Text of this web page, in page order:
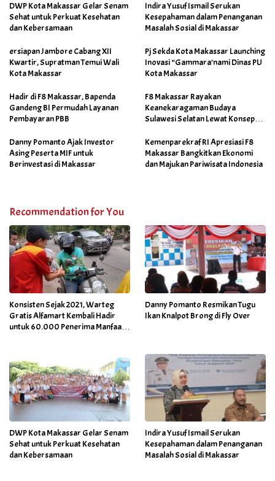
DWP Kota Makassar Gelar Senam
Sehat untuk Perkuat Kesehatan
dan Kebersamaan
Indira Yusuf Ismail Serukan
Kesepahaman dalam Penanganan
Masalah Sosial di Makassar
ersiapan Jambore Cabang XII
Kwartir, Supratman Temui Wali
Kota Makassar
Pj Sekda Kota Makassar Launching
Inovasi “Gammara’nami Dinas PU
Kota Makassar
Hadir di F8 Makassar, Bapenda
Gandeng BI Permudah Layanan
Pembayaran PBB
F8 Makassar Rayakan
Keanekaragaman Budaya
Sulawesi Selatan Lewat Konsep
Danny Pomanto Ajak Investor
Asing Peserta MIF untuk
Berinvestasi di Makassar
Kemenparekraf RI Apresiasi F8
Makassar Bangkitkan Ekonomi
dan Majukan Pariwisata Indonesia
Recommendation for You
Konsisten Sejak 2021, Warteg
Gratis Alfamart Kembali Hadir
untuk 60.000 Penerima Manfaat
Danny Pomanto Resmikan Tugu
Ikan Knalpot Brong di Fly Over
DWP Kota Makassar Gelar Senam
Sehat untuk Perkuat Kesehatan
dan Kebersamaan
Indira Yusuf Ismail Serukan
Kesepahaman dalam Penanganan
Masalah Sosial di Makassar